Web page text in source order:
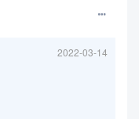
2022-03-14